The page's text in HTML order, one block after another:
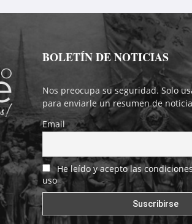
BOLETÍN DE NOTICIAS
Nos preocupa su seguridad. Solo
para enviarle un resumen de
Email
He leído y acepto las
uso